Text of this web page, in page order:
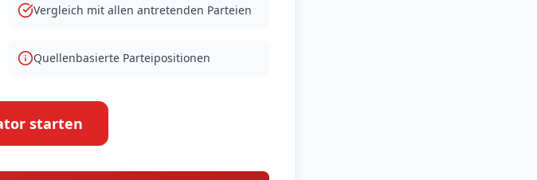
Vergleich mit allen antretenden Parteien
Quellenbasierte Parteipositionen
starten